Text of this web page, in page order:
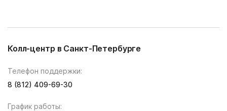
Колл-центр в Санкт-Петербурге
Телефон поддержки:
8 (812) 409-69-30
График работы: